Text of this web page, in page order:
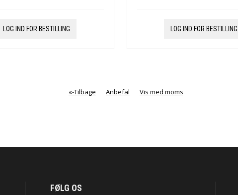
LOG IND FOR BESTILLING LOG IND FOR BESTILLING
«-Tilbage Anbefal Vis med moms
FØLG OS